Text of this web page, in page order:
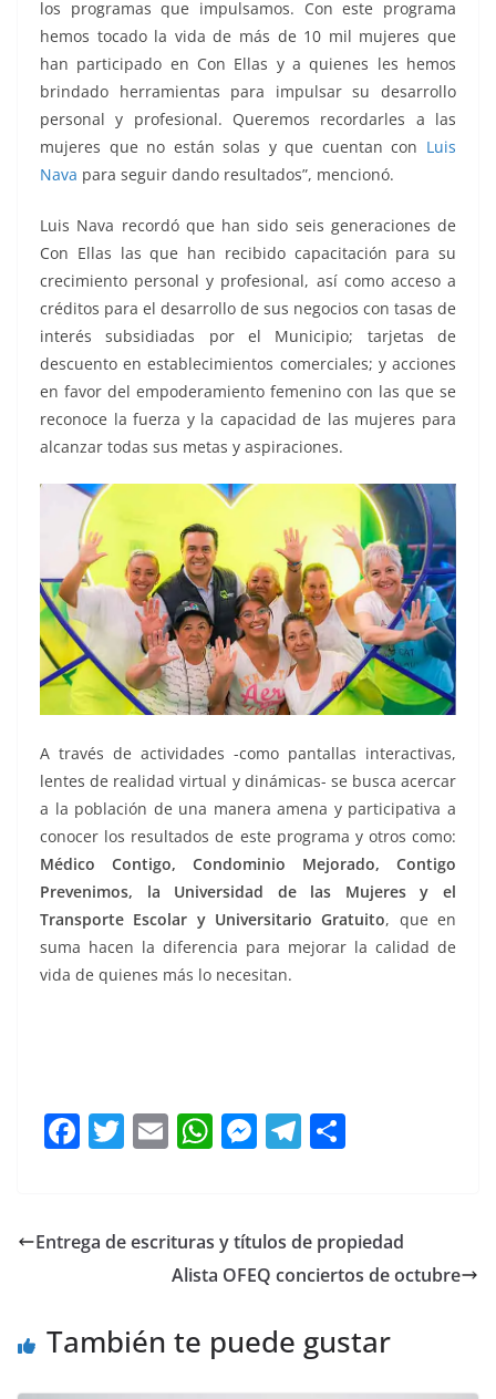
los programas que impulsamos. Con este programa
hemos tocado la vida de más de 10 mil mujeres que
han participado en Con Ellas y a quienes les hemos
brindado herramientas para impulsar su desarrollo
personal y profesional. Queremos recordarles a las
mujeres que no están solas y que cuentan con Luis
Nava para seguir dando resultados”, mencionó.
Luis Nava recordó que han sido seis generaciones de
Con Ellas las que han recibido capacitación para su
crecimiento personal y profesional, así como acceso a
créditos para el desarrollo de sus negocios con tasas de
interés subsidiadas por el Municipio; tarjetas de
descuento en establecimientos comerciales; y acciones
en favor del empoderamiento femenino con las que se
reconoce la fuerza y la capacidad de las mujeres para
alcanzar todas sus metas y aspiraciones.
A través de actividades -como pantallas interactivas,
lentes de realidad virtual y dinámicas- se busca acercar
a la población de una manera amena y participativa a
conocer los resultados de este programa y otros como:
Médico Contigo, Condominio Mejorado, Contigo
Prevenimos, la Universidad de las Mujeres y el
Transporte Escolar y Universitario Gratuito, que en
suma hacen la diferencia para mejorar la calidad de
vida de quienes más lo necesitan.
F
e
o
T
er
E
l
W
s
A
p
M
e
n
er
T
gr
a
p
ar
Entrega de escrituras y títulos de propiedad
Alista OFEQ conciertos de octubre
También te puede gustar